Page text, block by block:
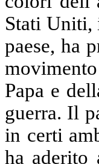
Stati Uniti,
paese, ha
Papa e
guerra. Il
in certi
ha aderito